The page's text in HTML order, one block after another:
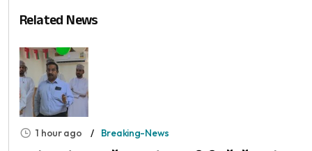
Related News
1 hour ago Breaking-News